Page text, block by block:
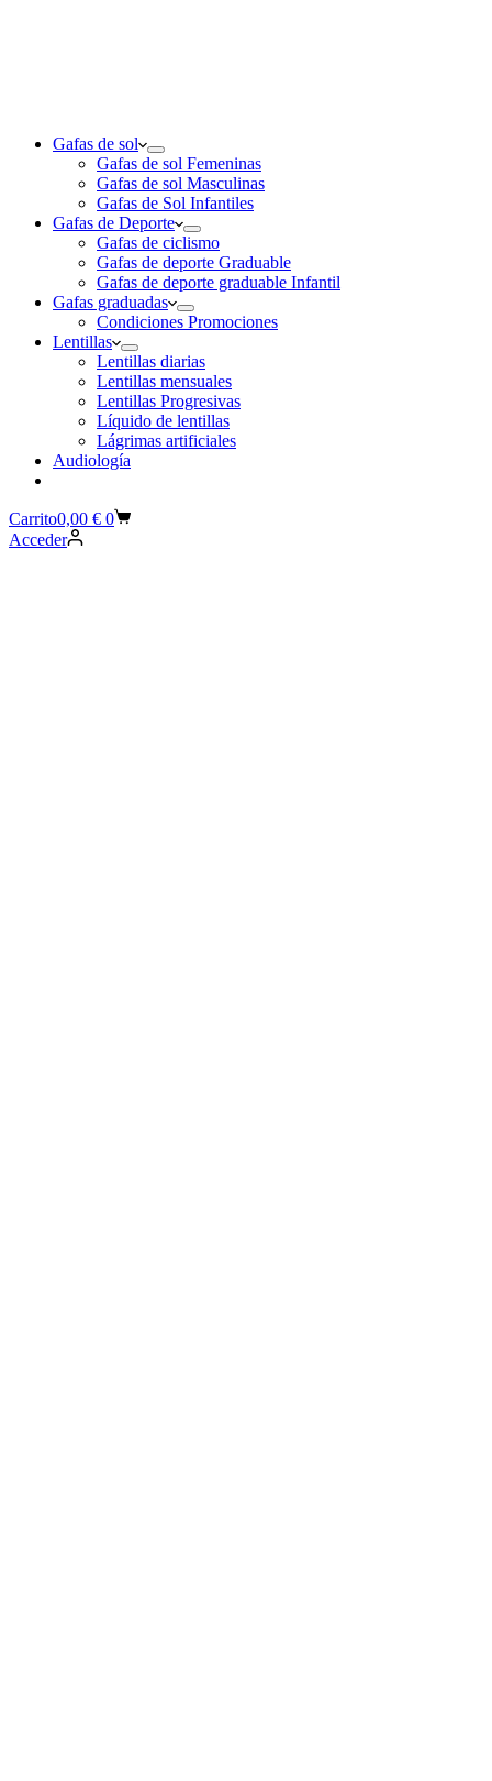
Gafas de sol
Gafas de sol Femeninas
Gafas de sol Masculinas
Gafas de Sol Infantiles
Gafas de Deporte
Gafas de ciclismo
Gafas de deporte Graduable
Gafas de deporte graduable Infantil
Gafas graduadas
Condiciones Promociones
Lentillas
Lentillas diarias
Lentillas mensuales
Lentillas Progresivas
Líquido de lentillas
Lágrimas artificiales
Audiología
Carrito0,00 € 0
Acceder